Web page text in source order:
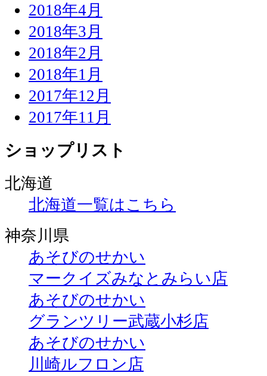
2018年4月
2018年3月
2018年2月
2018年1月
2017年12月
2017年11月
ショップリスト
北海道
北海道一覧はこちら
神奈川県
あそびのせかい
マークイズみなとみらい店
あそびのせかい
グランツリー武蔵小杉店
あそびのせかい
川崎ルフロン店